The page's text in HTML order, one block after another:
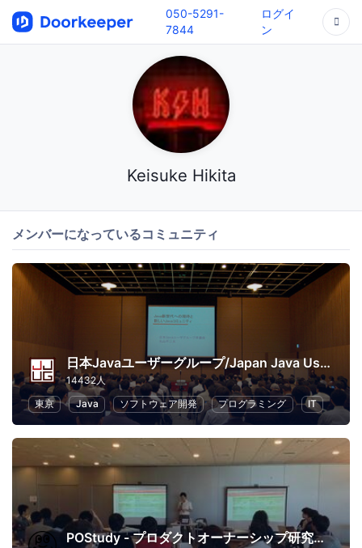
050-5291-
7844
ログイ
ン
Keisuke Hikita
メンバーになっているコミュニティ
日本Javaユーザーグループ/Japan Java User Group
14432人
東京
Java ソフトウェア開発 プログラミング IT
POStudy - プロダクトオーナーシップ研究会 -